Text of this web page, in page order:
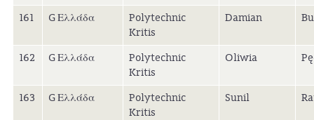
161 G Ελλάδα
Polytechnic
Kritis
Damian
162 G Ελλάδα
Polytechnic
Kritis
Oliwia
163 G Ελλάδα
Polytechnic
Kritis
Sunil